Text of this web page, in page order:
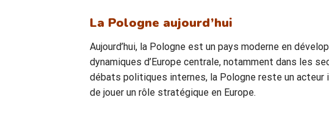
La Pologne aujourd’hui
Aujourd’hui, la Pologne est un pays moderne en
dynamiques d’Europe centrale, notamment dans les
débats politiques internes, la Pologne reste un acteur
de jouer un rôle stratégique en Europe.